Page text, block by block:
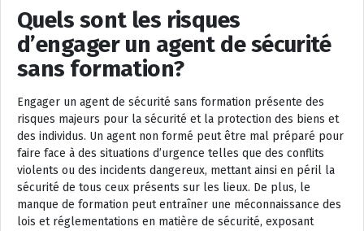
Quels sont les risques
d’engager un agent de sécurité
sans formation?
Engager un agent de sécurité sans formation présente des
risques majeurs pour la sécurité et la protection des biens et
des individus. Un agent non formé peut être mal préparé pour
faire face à des situations d’urgence telles que des conflits
violents ou des incidents dangereux, mettant ainsi en péril la
sécurité de tous ceux présents sur les lieux. De plus, le
manque de formation peut entraîner une méconnaissance des
lois et réglementations en matière de sécurité, exposant